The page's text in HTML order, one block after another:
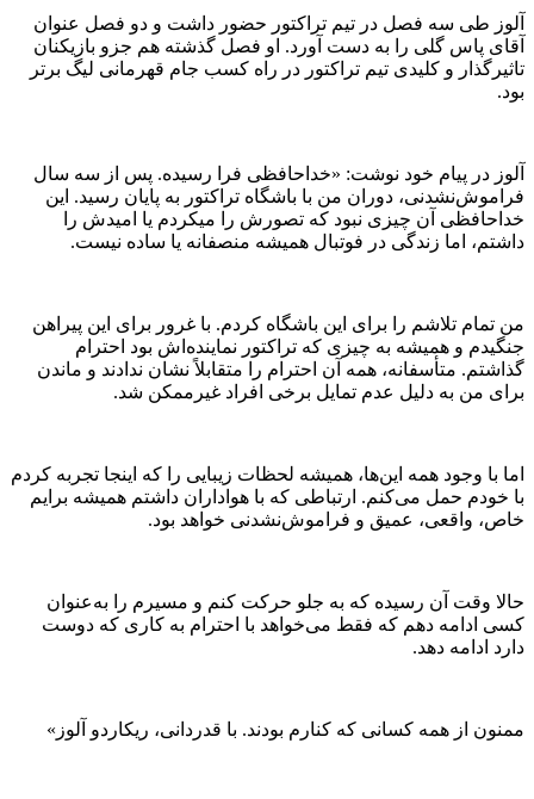
آلوز طی سه فصل در تیم تراکتور حضور داشت و دو فصل عنوان
آقای پاس گلی را به دست آورد. او فصل گذشته هم جزو بازیکنان
تاثیرگذار و کلیدی تیم تراکتور در راه کسب جام قهرمانی لیگ برتر
بود.
آلوز در پیام خود نوشت: «خداحافظی فرا رسیده. پس از سه سال
فراموش‌نشدنی، دوران من با باشگاه تراکتور به پایان رسید. این
خداحافظی آن چیزی نبود که تصورش را میکردم یا امیدش را
داشتم، اما زندگی در فوتبال همیشه منصفانه یا ساده نیست.
من تمام تلاشم را برای این باشگاه کردم. با غرور برای این پیراهن
جنگیدم و همیشه به چیزی که تراکتور نماینده‌اش بود احترام
گذاشتم. متأسفانه، همه آن احترام را متقابلاً نشان ندادند و ماندن
برای من به دلیل عدم تمایل برخی افراد غیرممکن شد.
اما با وجود همه این‌ها، همیشه لحظات زیبایی را که اینجا تجربه کردم
با خودم حمل می‌کنم. ارتباطی که با هواداران داشتم همیشه برایم
خاص، واقعی، عمیق و فراموش‌نشدنی خواهد بود.
حالا وقت آن رسیده که به جلو حرکت کنم و مسیرم را به‌عنوان
کسی ادامه دهم که فقط می‌خواهد با احترام به کاری که دوست
دارد ادامه دهد.
ممنون از همه کسانی که کنارم بودند. با قدردانی، ریکاردو آلوز»